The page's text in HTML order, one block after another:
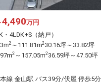
4,490万円
・4LDK+S（納戸）
2 ～111.81m230.16坪～33.82坪
2 ～157.05m236.59坪～47.50坪
線 金山駅 バス39分/伏屋 停歩5分